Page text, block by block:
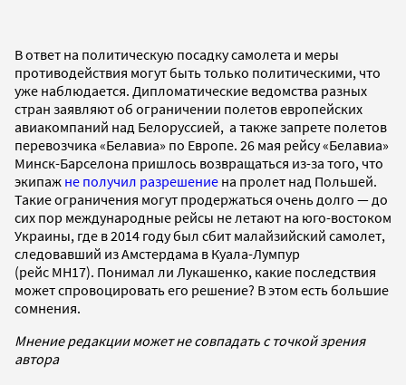
В ответ на политическую посадку самолета и меры
противодействия могут быть только политическими, что
уже наблюдается. Дипломатические ведомства разных
стран заявляют об ограничении полетов европейских
авиакомпаний над Белоруссией, а также запрете полетов
перевозчика «Белавиа» по Европе. 26 мая рейсу «Белавиа»
Минск-Барселона пришлось возвращаться из-за того, что
экипаж не получил разрешение на пролет над Польшей.
Такие ограничения могут продержаться очень долго — до
сих пор международные рейсы не летают на юго-востоком
Украины, где в 2014 году был сбит малайзийский самолет,
следовавший из Амстердама в Куала-Лумпур
(рейс MH17). Понимал ли Лукашенко, какие последствия
может спровоцировать его решение? В этом есть большие
сомнения.
Мнение редакции может не совпадать с точкой зрения
автора